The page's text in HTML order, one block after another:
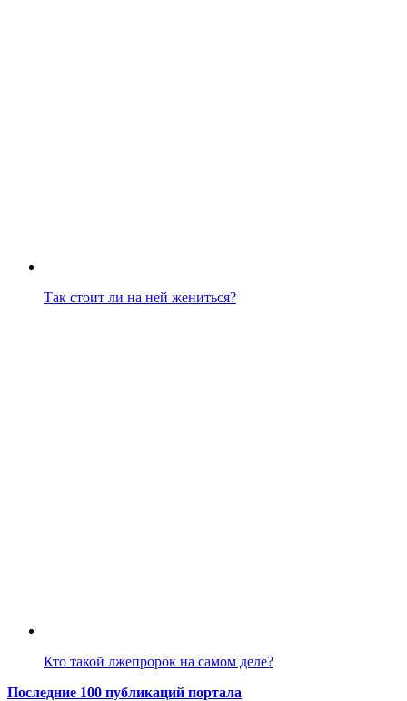
Так стоит ли на ней жениться?
Кто такой лжепророк на самом деле?
Последние 100 публикаций портала